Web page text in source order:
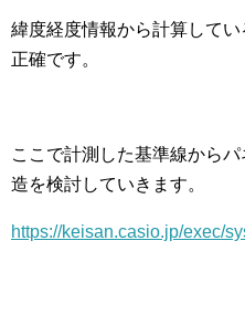
緯度経度情報から計算して
正確です。
ここで計測した基準線から
造を検討していきます。
https://keisan.casio.jp/exec/